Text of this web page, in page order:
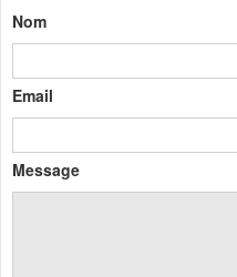
Nom
Email
Message